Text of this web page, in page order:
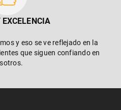
y eso se ve reflejado en la
que siguen confiando en